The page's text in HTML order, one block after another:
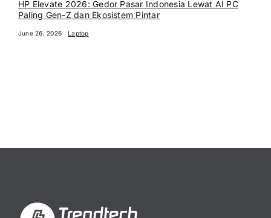
HP Elevate 2026: Gedor Pasar Indonesia Lewat AI PC
Paling Gen-Z dan Ekosistem Pintar
June 26, 2026 Laptop